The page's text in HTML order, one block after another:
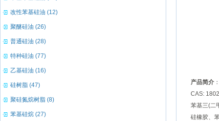
改性苯基硅油 (12)
聚醚硅油 (26)
普通硅油 (28)
特种硅油 (77)
乙基硅油 (16)
硅树脂 (47)
聚硅氮烷树脂 (8)
苯基硅烷 (27)
产品简介
CAS:
苯基三(二
硅橡胶、